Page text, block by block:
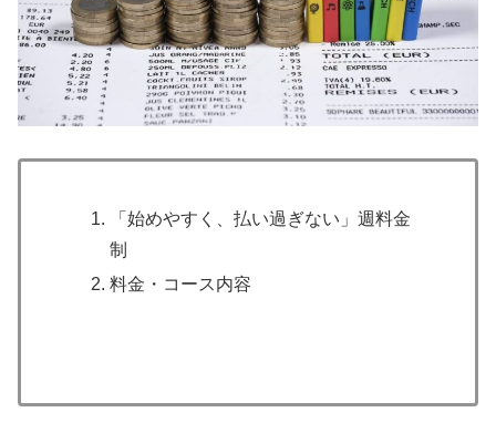
「始めやすく、払い過ぎない」週料金
制
料金・コース内容